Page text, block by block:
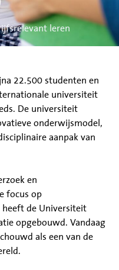
leren
22.500 studenten en
universiteit
De universiteit
onderwijsmodel,
aanpak van
en
focus op
heeft de Universiteit
opgebouwd. Vandaag
als een van de